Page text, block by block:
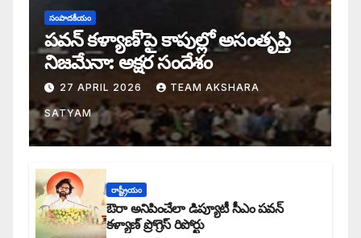
సంపాదకీయం
పవన్ కళ్యాణ్’పై కాపుల్లో అసంతృప్తి
నిజమేనా: అక్షర సందేశం
27 APRIL 2026 TEAM AKSHARA
SATYAM
రాష్ట్రీయం
ఔరా అనిపించేలా డిప్యూటీ సీఎం పవన్
కళ్యాణ్ ప్రోగ్రెస్ రిపోర్టు